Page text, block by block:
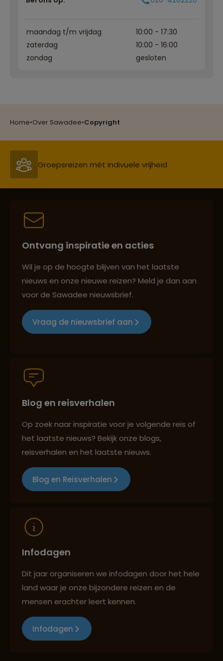
Home•Over Sawadee•Copyright
maandag t/m vrijdag
10:00 - 17:30
zaterdag
10:00 - 16:00
zondag
gesloten
Groepsreizen mét indivuele vrijheid
Persoonlijk en deskundig reisadvies
Reizen met oog voor mens, cultuur en milieu
Persoonlijk en deskundig reisadvies
Best beoordeelde reisroutes
Ontvang inspiratie en acties
Wil je op de hoogte blijven van het laatste
nieuws en onze nieuwe reizen? Meld je dan aan
voor de Sawadee nieuwsbrief.
Vraag de nieuwsbrief aan
Blog en reisverhalen
Op zoek naar inspiratie voor je volgende reis of
het laatste nieuws? Bekijk onze blogs,
reisverhalen en het laatste nieuws.
Blog en Reisverhalen
Infodagen
Dit jaar organiseren we infodagen door het hele
land waar je onze bijzondere reizen en de
mensen erachter leert kennen.
Infodagen